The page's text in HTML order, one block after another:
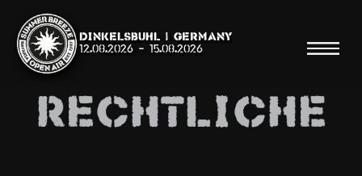
Dinkelsbühl | Germany
12.08.2026 - 15.08.2026
Rechtliche